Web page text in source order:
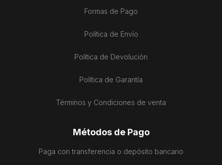
Formas de Pago
Política de Envío
Política de Devolución
Política de Garantía
Términos y Condiciones de venta
Métodos de Pago
Paga con transferencia o depósito bancario